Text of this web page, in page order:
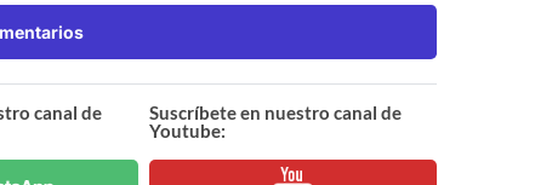
canal de
Suscríbete en nuestro canal de
Youtube: